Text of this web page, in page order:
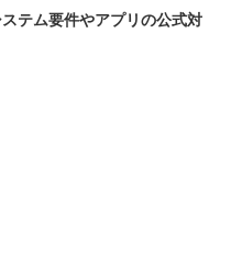
テム要件やアプリの公式対